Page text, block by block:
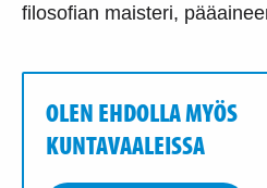
filosofian maisteri,
OLEN EHDOLLA MYÖS
KUNTAVAALEISSA